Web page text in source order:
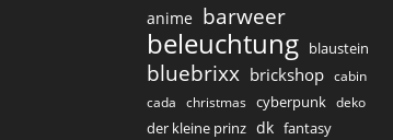
anime barweer
beleuchtung blaustein
bluebrixx brickshop cabin
cada
christmas cyberpunk deko
der kleine prinz dk fantasy